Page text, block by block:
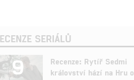
SERIÁLŮ
9
Recenze: Rytíř Sedmi
království hází na Hru o